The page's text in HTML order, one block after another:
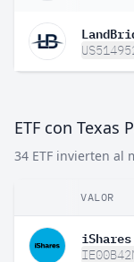
ETF con Texas
34 ETF invierten al
VALOR